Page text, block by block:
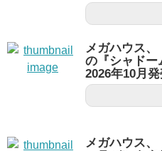
メガハウス、
の『シャドー
2026年10月
メガハウス、